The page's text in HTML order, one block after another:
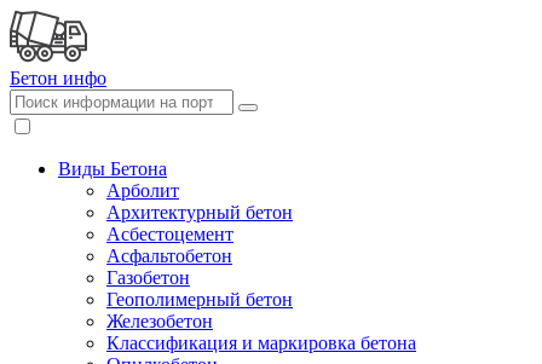
Бетон инфо
Виды Бетона
Арболит
Архитектурный бетон
Асбестоцемент
Асфальтобетон
Газобетон
Геополимерный бетон
Железобетон
Классификация и маркировка бетона